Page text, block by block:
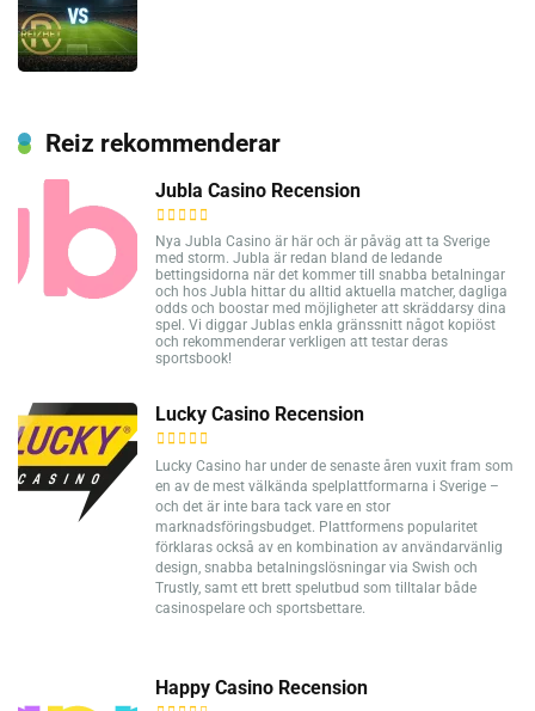
Reiz rekommenderar
Jubla Casino Recension
Nya Jubla Casino är här och är påväg att ta Sverige
med storm. Jubla är redan bland de ledande
bettingsidorna när det kommer till snabba betalningar
och hos Jubla hittar du alltid aktuella matcher, dagliga
odds och boostar med möjligheter att skräddarsy dina
spel. Vi diggar Jublas enkla gränssnitt något kopiöst
och rekommenderar verkligen att testar deras
sportsbook!
Lucky Casino Recension
Lucky Casino har under de senaste åren vuxit fram som
en av de mest välkända spelplattformarna i Sverige –
och det är inte bara tack vare en stor
marknadsföringsbudget. Plattformens popularitet
förklaras också av en kombination av användarvänlig
design, snabba betalningslösningar via Swish och
Trustly, samt ett brett spelutbud som tilltalar både
casinospelare och sportsbettare.
Happy Casino Recension